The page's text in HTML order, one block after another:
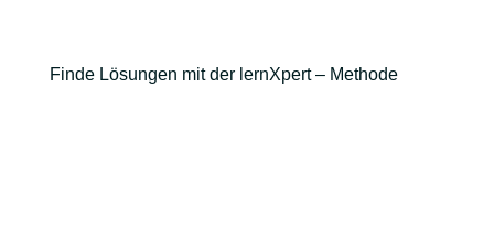
Finde Lösungen mit der lernXpert – Methode